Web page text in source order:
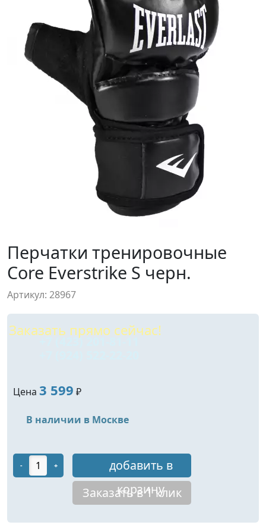
Перчатки тренировочные
Core Everstrike S черн.
Артикул: 28967
Заказать прямо сейчас!
+7 (423) 201-81-11
Цена 3 599 ₽
В наличии в Москве
- +
добавить в
корзину
Заказать в 1 клик